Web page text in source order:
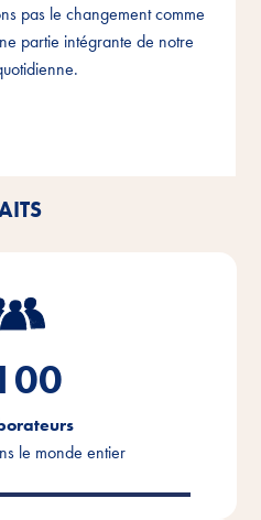
pas le changement comme
partie intégrante de notre
pas le changement comme
partie intégrante de notre
pas le changement comme
partie intégrante de notre
le monde entier